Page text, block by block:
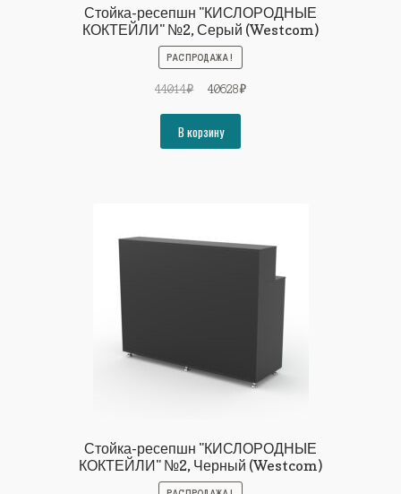
Стойка-ресепшн "КИСЛОРОДНЫЕ
КОКТЕЙЛИ" №2, Серый (Westcom)
РАСПРОДАЖА!
44014₽
Первоначальная
составляла
44014₽.
40628₽Текущая
В корзину
Стойка-ресепшн "КИСЛОРОДНЫЕ
КОКТЕЙЛИ" №2, Черный (Westcom)